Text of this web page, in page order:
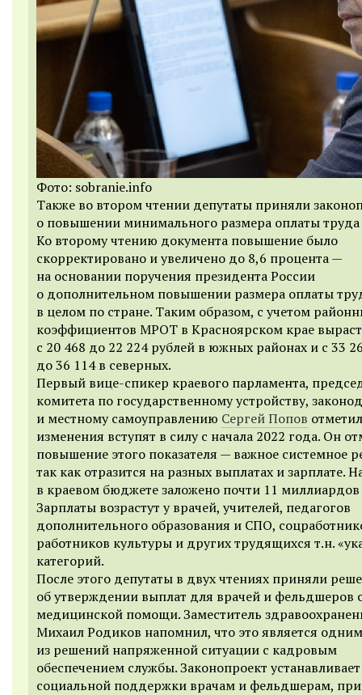
Фото: sobranie.info
Также во втором чтении депутаты приняли
о повышении минимального размера оплаты
Ко второму чтению документа повышение было
скорректировано и увеличено до 8,6 процента —
на основании поручения президента России
о дополнительном повышении размера оплаты
в целом по стране. Таким образом, с учетом
коэффициентов МРОТ в Красноярском крае
с 20 468 до 22 224 рублей в южных районах и с 33
до 36 114 в северных.
Первый вице-спикер краевого парламента,
комитета по государственному устройству,
и местному самоуправлению Сергей Попов
изменения вступят в силу с начала 2022 года. Он
повышение этого показателя — важное системное
так как отразится на разных выплатах и зарплате.
в краевом бюджете заложено почти 11 миллиардов
Зарплаты возрастут у врачей, учителей, педагогов
дополнительного образования и СПО,
работников культуры и других трудящихся т.н.
категорий.
После этого депутаты в двух чтениях приняли
об утверждении выплат для врачей и фельдшеров
медицинской помощи. Заместитель
Михаил Родиков напомнил, что это является одним
из решений напряженной ситуации с кадровым
обеспечением службы. Законопроект
социальной поддержки врачам и фельдшерам,